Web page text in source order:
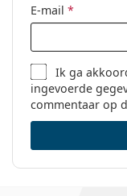
E-mail *
Ik ga
ingevoerde
commentaar op